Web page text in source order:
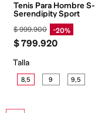
Tenis Para Hombre S-
Serendipity Sport
$999.900 20%
$799.920
Talla
8,5 9 9,5